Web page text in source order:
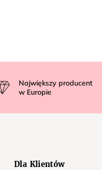
Największy producent
w Europie
Dla Klientów